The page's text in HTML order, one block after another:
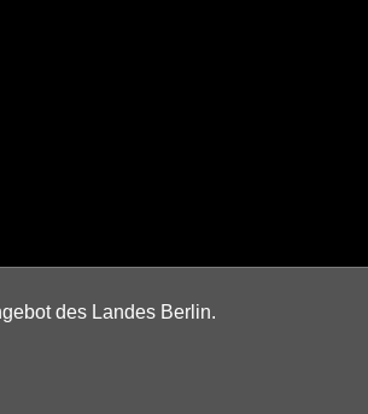
des Landes Berlin.